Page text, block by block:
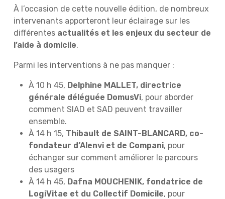
À l’occasion de cette nouvelle édition, de nombreux
intervenants apporteront leur éclairage sur les
différentes actualités et les enjeux du secteur de
l’aide à domicile.
Parmi les interventions à ne pas manquer :
À 10 h 45, Delphine MALLET, directrice
générale déléguée DomusVi, pour aborder
comment SIAD et SAD peuvent travailler
ensemble.
À 14 h 15, Thibault de SAINT-BLANCARD, co-
fondateur d’Alenvi et de Compani, pour
échanger sur comment améliorer le parcours
des usagers
À 14 h 45, Dafna MOUCHENIK, fondatrice de
LogiVitae et du Collectif Domicile, pour